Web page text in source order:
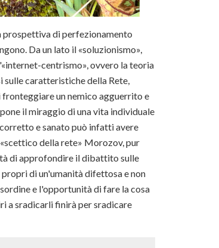
prospettiva di perfezionamento
Da un lato il «soluzionismo»,
centrismo», ovvero la teoria
caratteristiche della Rete,
un nemico agguerrito e
il miraggio di una vita individuale
e sanato può infatti avere
della rete» Morozov, pur
di approfondire il dibattito sulle
di un'umanità difettosa e non
e l'opportunità di fare la cosa
a sradicarli finirà per sradicare